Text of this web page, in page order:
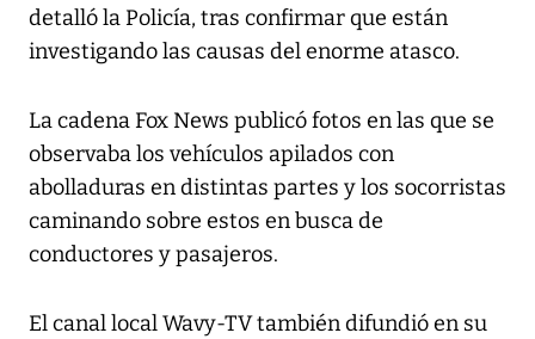
detalló la Policía, tras confirmar que están
investigando las causas del enorme atasco.
La cadena Fox News publicó fotos en las que se
observaba los vehículos apilados con
abolladuras en distintas partes y los socorristas
caminando sobre estos en busca de
conductores y pasajeros.
El canal local Wavy-TV también difundió en su